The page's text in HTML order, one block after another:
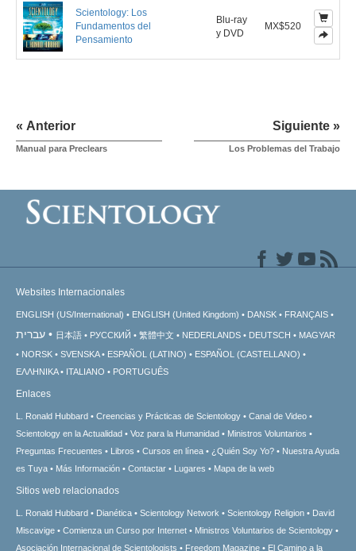
Scientology: Los
Fundamentos del
Pensamiento
Blu-ray
y DVD
MX$520
« Anterior
Manual para Preclears
Siguiente »
Los Problemas del Trabajo
Websites Internacionales
ENGLISH (US/International) ENGLISH (United Kingdom) DANSK FRANÇAIS
עברית 日本語 РУССКИЙ 繁體中文 NEDERLANDS DEUTSCH
MAGYAR
NORSK
SVENSKA ESPAÑOL (LATINO)
ESPAÑOL (CASTELLANO)
ΕΛΛΗΝΙΚA
ITALIANO PORTUGUÊS
Enlaces
L. Ronald Hubbard Creencias y Prácticas de Scientology
Canal de Video
Scientology en la Actualidad
Voz para la Humanidad
Ministros Voluntarios
Preguntas Frecuentes
Libros Cursos en línea ¿Quién Soy Yo?
Nuestra Ayuda
es Tuya
Más Información Contactar Lugares Mapa de la web
Sitios web relacionados
L. Ronald Hubbard Dianética Scientology Network Scientology Religion
David
Miscavige
Comienza un Curso por Internet
Ministros Voluntarios de Scientology
Asociación Internacional de Scientologists
Freedom Magazine El Camino a la